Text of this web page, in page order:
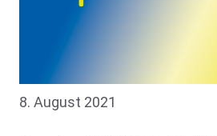
8. August 2021